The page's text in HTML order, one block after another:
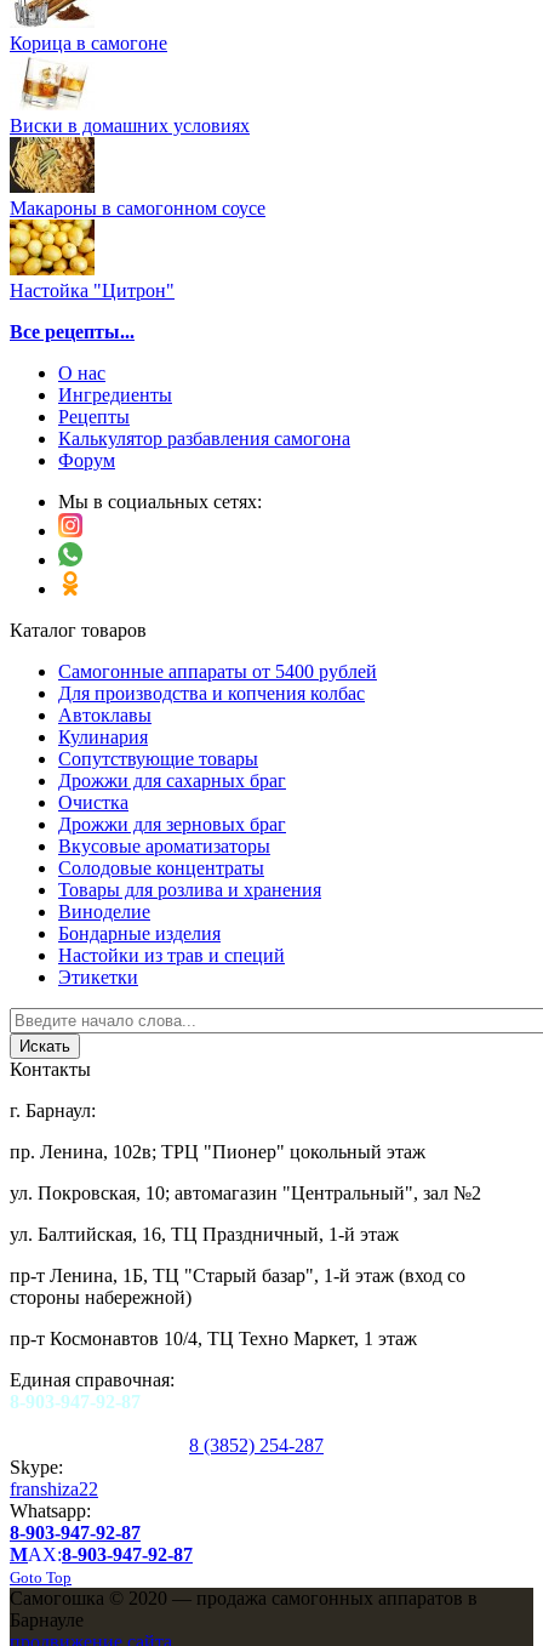
Корица в самогоне
Виски в домашних условиях
Макароны в самогонном соусе
Настойка "Цитрон"
Все рецепты...
О нас
Ингредиенты
Рецепты
Калькулятор разбавления самогона
Форум
Мы в социальных сетях:
Каталог товаров
Самогонные аппараты от 5400 рублей
Для производства и копчения колбас
Автоклавы
Кулинария
Сопутствующие товары
Дрожжи для сахарных браг
Очистка
Дрожжи для зерновых браг
Вкусовые ароматизаторы
Солодовые концентраты
Товары для розлива и хранения
Виноделие
Бондарные изделия
Настойки из трав и специй
Этикетки
Контакты
г. Барнаул:
пр. Ленина, 102в; ТРЦ "Пионер" цокольный этаж
ул. Покровская, 10; автомагазин "Центральный", зал №2
ул. Балтийская, 16, ТЦ Праздничный, 1-й этаж
пр-т Ленина, 1Б, ТЦ "Старый базар", 1-й этаж (вход со
стороны набережной)
пр-т Космонавтов 10/4, ТЦ Техно Маркет, 1 этаж
Единая справочная:
8-903-947-92-87
8 (3852) 254-287
Skype:
franshiza22
Whatsapp:
8-903-947-92-87
MAX:8-903-947-92-87
Goto Top
Самогошка © 2020 — продажа самогонных аппаратов в
Барнауле
продвижение сайта